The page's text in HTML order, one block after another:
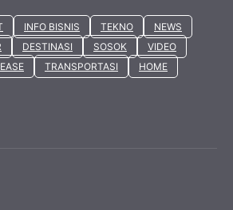
INFO BISNIS TEKNO
NEWS
DESTINASI SOSOK
VIDEO
TRANSPORTASI HOME